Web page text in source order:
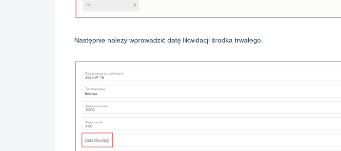
Następnie należy wprowadzić datę likwidacji środka trwałego.